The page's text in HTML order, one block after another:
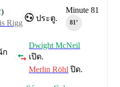
Minute 81
81‎’‎
ประตู.
)
Rigg
ก
Dwight McNeil
เปิด.
Merlin Röhl ปิด.